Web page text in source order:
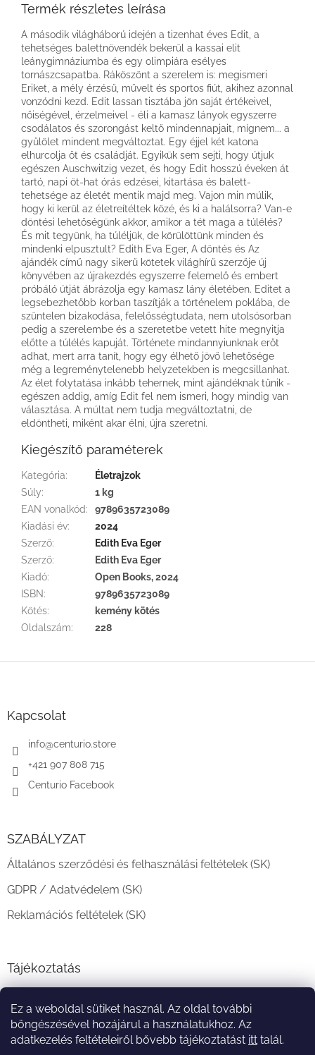
Ez a weboldal sütiket használ. Az oldal további
böngészésével hozájárul a használatukhoz. Az
adatkezelés feltételeiről bővebb tájékoztatást itt talál.
Termék részletes leírása
A második világháború idején a tizenhat éves Edit, a
tehetséges balettnövendék bekerül a kassai elit
leánygimnáziumba és egy olimpiára esélyes
tornászcsapatba. Ráköszönt a szerelem is: megismeri
Eriket, a mély érzésű, művelt és sportos fiút, akihez azonnal
vonzódni kezd. Edit lassan tisztába jön saját értékeivel,
nőiségével, érzelmeivel - éli a kamasz lányok egyszerre
csodálatos és szorongást keltő mindennapjait, mígnem... a
gyűlölet mindent megváltoztat. Egy éjjel két katona
elhurcolja őt és családját. Egyikük sem sejti, hogy útjuk
egészen Auschwitzig vezet, és hogy Edit hosszú éveken át
tartó, napi öt-hat órás edzései, kitartása és balett-
tehetsége az életét mentik majd meg. Vajon min múlik,
hogy ki kerül az életreítéltek közé, és ki a halálsorra? Van-e
döntési lehetőségünk akkor, amikor a tét maga a túlélés?
És mit tegyünk, ha túléljük, de körülöttünk minden és
mindenki elpusztult? Edith Eva Eger, A döntés és Az
ajándék című nagy sikerű kötetek világhírű szerzője új
könyvében az újrakezdés egyszerre felemelő és embert
próbáló útját ábrázolja egy kamasz lány életében. Editet a
legsebezhetőbb korban taszítják a történelem poklába, de
szüntelen bizakodása, felelősségtudata, nem utolsósorban
pedig a szerelembe és a szeretetbe vetett hite megnyitja
előtte a túlélés kapuját. Története mindannyiunknak erőt
adhat, mert arra tanít, hogy egy élhető jövő lehetősége
még a legreménytelenebb helyzetekben is megcsillanhat.
Az élet folytatása inkább tehernek, mint ajándéknak tűnik -
egészen addig, amíg Edit fel nem ismeri, hogy mindig van
választása. A múltat nem tudja megváltoztatni, de
eldöntheti, miként akar élni, újra szeretni.
Kiegészítő paraméterek
Kategória:
Életrajzok
Súly:
1 kg
EAN vonalkód:
9789635723089
Kiadási év:
2024
Szerző:
Edith Eva Eger
Szerző:
Edith Eva Eger
Kiadó:
Open Books, 2024
ISBN:
9789635723089
Kötés:
kemény kötés
Oldalszám: 228
Kapcsolat
info@centurio.store
+421 907 808 715
Centurio Facebook
SZABÁLYZAT
Általános szerződési és felhasználási feltételek (SK)
GDPR / Adatvédelem (SK)
Reklamációs feltételek (SK)
Tájékoztatás
A vásárlás menete